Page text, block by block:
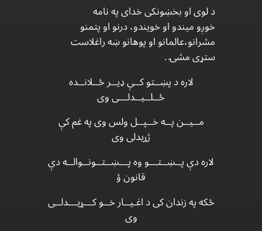
د لوی او بخښونکی خدای په نامه
خوږو ميندو او خويندو، درنو او پتمنو
مشرانو،عالمانو او پوهانو ښه راغلاست
ستړی مشۍ .
لاره د پښــتو کــې ډیــر ځــلانــده
ځــلــیــدلـــی وی
مــیــن پــه خــپــل ولس وی په غم کې
ژړیدلی وی
لاره دې پــښــتـــو وه پـــښــتــونــوالــه دې
قانون ؤ
ځکه په زندان کی د اغـیــار خــو کـــړیـــدلــی
وی